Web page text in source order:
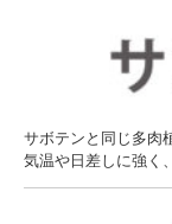
サボテンと同じ多肉
気温や日差しに強く